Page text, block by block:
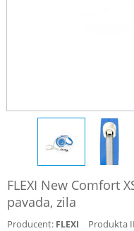
FLEXI New Comfort
pavada, zila
Producent: FLEXI Produkta